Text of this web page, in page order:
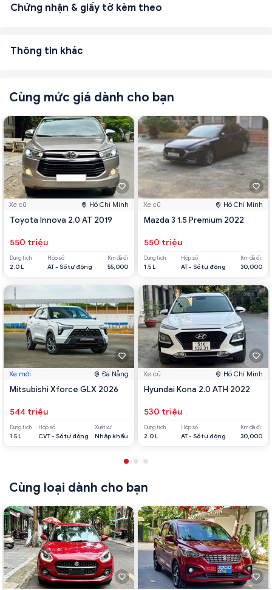
Chứng nhận & giấy tờ kèm theo
Thông tin khác
Cùng mức giá dành cho bạn
Xe cũ Hồ Chí Minh
Toyota Innova 2.0 AT 2019
550 triệu
Dung tích
2.0 L
Hộp số
AT - Số tự động
Km đã đi
55,000
Xe mới Đà Nẵng
Mitsubishi Xforce GLX 2026
544 triệu
Dung tích
1.5 L
Hộp số
CVT - Số tự động
Xuất xứ
Nhập khẩu
Xe cũ Hồ Chí Minh
Mazda 3 1.5 Premium 2022
550 triệu
Dung tích
1.5 L
Hộp số
AT - Số tự động
Km đã đi
30,000
Xe cũ Hồ Chí Minh
Hyundai Kona 2.0 ATH 2022
530 triệu
Dung tích
2.0 L
Hộp số
AT - Số tự động
Km đã đi
30,000
Cùng loại dành cho bạn